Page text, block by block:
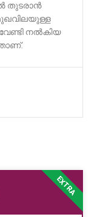
തുടരാൻ
നൽകിയ
EXTRA